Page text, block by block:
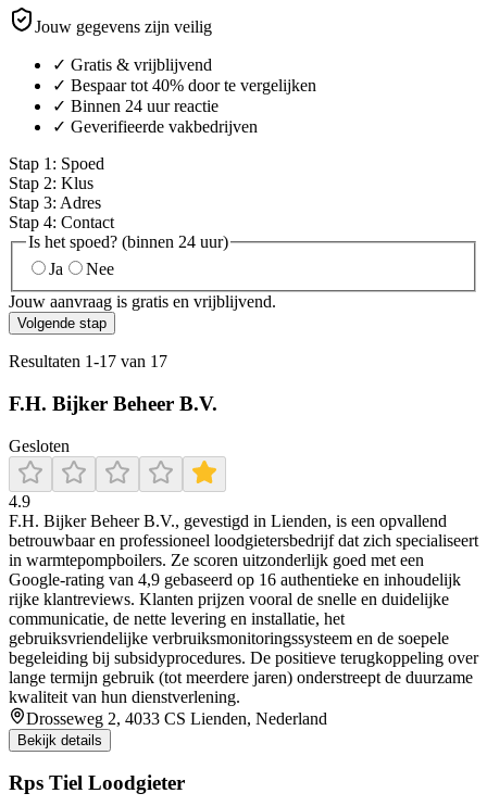
Jouw gegevens zijn veilig
✓ Gratis & vrijblijvend
✓ Bespaar tot 40% door te vergelijken
✓ Binnen 24 uur reactie
✓ Geverifieerde vakbedrijven
Stap 1 : Spoed
Stap 2: Klus
Stap 3: Adres
Stap 4: Contact
Is het spoed? (binnen 24 uur)
Ja
Nee
Jouw aanvraag is gratis en vrijblijvend.
Volgende stap
Resultaten 1-17 van 17
F.H. Bijker Beheer B.V.
Gesloten
4.9
F.H. Bijker Beheer B.V., gevestigd in Lienden, is een opvallend
betrouwbaar en professioneel loodgietersbedrijf dat zich specialiseert
in warmtepompboilers. Ze scoren uitzonderlijk goed met een
Google-rating van 4,9 gebaseerd op 16 authentieke en inhoudelijk
rijke klantreviews. Klanten prijzen vooral de snelle en duidelijke
communicatie, de nette levering en installatie, het
gebruiksvriendelijke verbruiksmonitoringssysteem en de soepele
begeleiding bij subsidyprocedures. De positieve terugkoppeling over
lange termijn gebruik (tot meerdere jaren) onderstreept de duurzame
kwaliteit van hun dienstverlening.
Drosseweg 2, 4033 CS Lienden, Nederland
Bekijk details
Rps Tiel Loodgieter